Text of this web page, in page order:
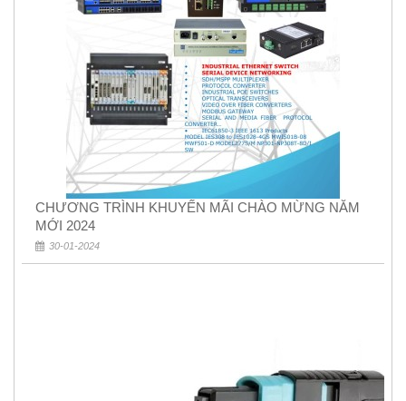
CHƯƠNG TRÌNH KHUYẾN MÃI CHÀO MỪNG NĂM
MỚI 2024
30-01-2024